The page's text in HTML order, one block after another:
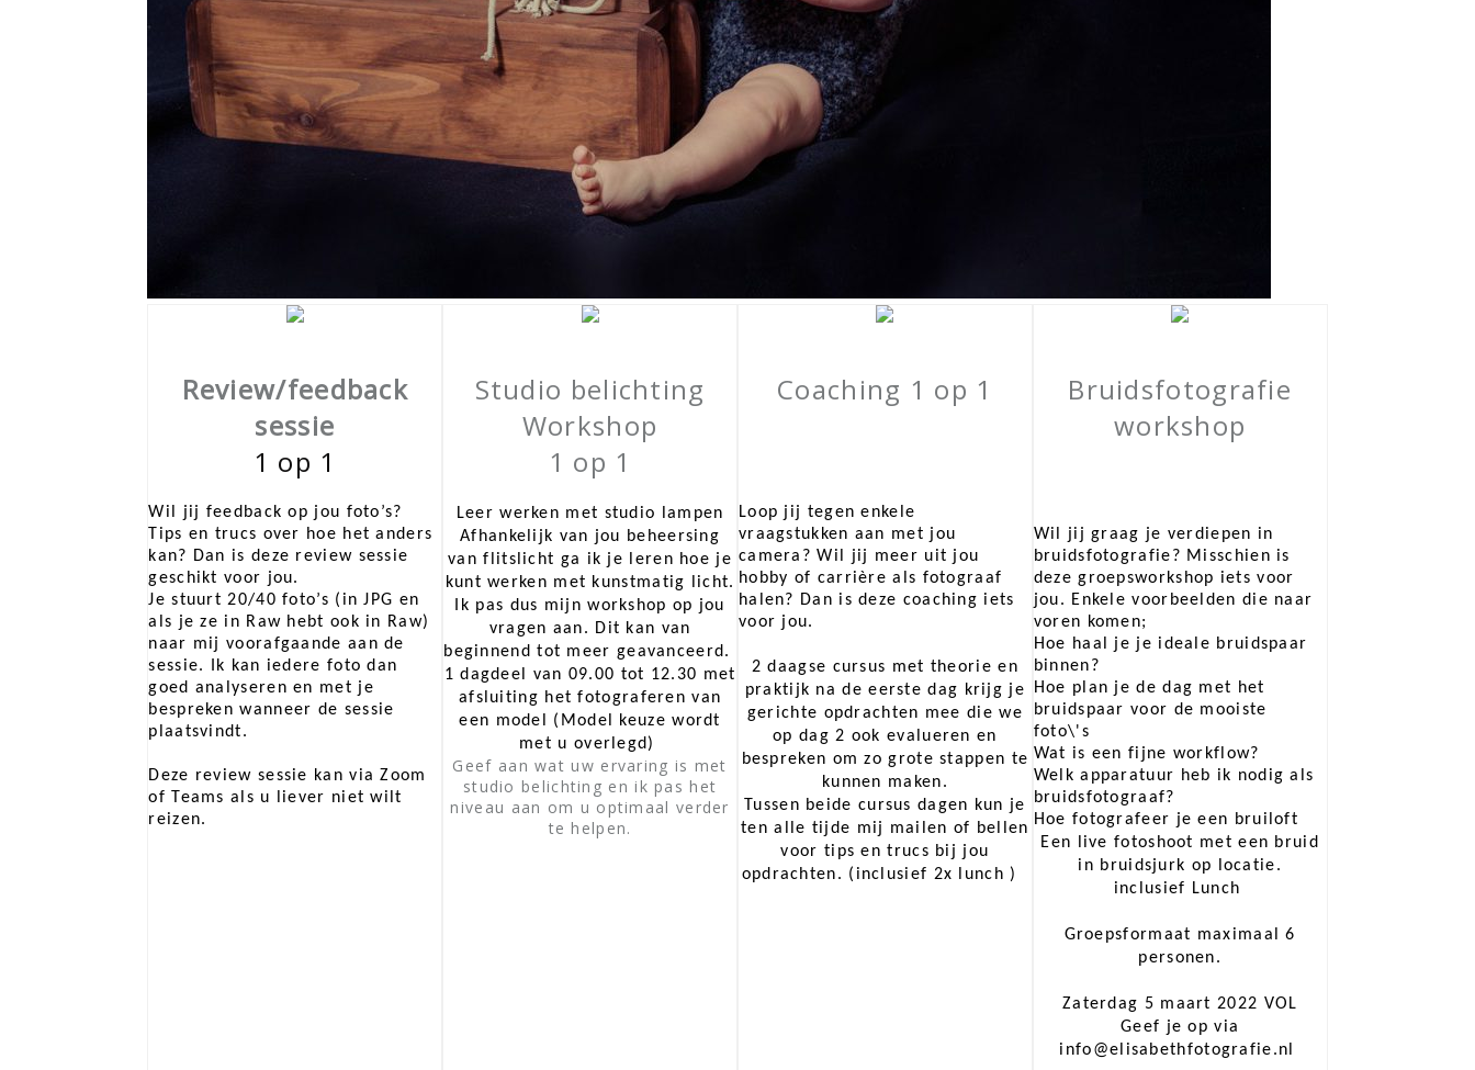
Review/feedback
sessie
1 op 1
Wil jij feedback op jou foto’s?
Tips en trucs over hoe het anders
kan? Dan is deze review sessie
geschikt voor jou.
Je stuurt 20/40 foto’s (in JPG en
als je ze in Raw hebt ook in Raw)
naar mij voorafgaande aan de
sessie. Ik kan iedere foto dan
goed analyseren en met je
bespreken wanneer de sessie
plaatsvindt.
Deze review sessie kan via Zoom
of Teams als u liever niet wilt
reizen.
Studio belichting
Workshop
1 op 1
Leer werken met studio lampen
Afhankelijk van jou beheersing
van flitslicht ga ik je leren hoe je
kunt werken met kunstmatig licht.
Ik pas dus mijn workshop op jou
vragen aan. Dit kan van
beginnend tot meer geavanceerd.
1 dagdeel van 09.00 tot 12.30 met
afsluiting het fotograferen van
een model ( Model keuze wordt
met u overlegd)
Geef aan wat uw ervaring is met
studio belichting en ik pas het
niveau aan om u optimaal verder
te helpen.
Coaching 1 op 1
Loop jij tegen enkele
vraagstukken aan met jou
camera? Wil jij meer uit jou
hobby of carrière als fotograaf
halen? Dan is deze coaching iets
voor jou.
2 daagse cursus met theorie en
praktijk na de eerste dag krijg je
gerichte opdrachten mee die we
op dag 2 ook evalueren en
bespreken om zo grote stappen te
kunnen maken.
Tussen beide cursus dagen kun je
ten alle tijde mij mailen of bellen
voor tips en trucs bij jou
opdrachten. (inclusief 2x lunch )
Bruidsfotografie
workshop
Wil jij graag je verdiepen in
bruidsfotografie? Misschien is
deze groepsworkshop iets voor
jou. Enkele voorbeelden die naar
voren komen;
Hoe haal je je ideale bruidspaar
binnen?
Hoe plan je de dag met het
bruidspaar voor de mooiste
foto\'s
Wat is een fijne workflow?
Welk apparatuur heb ik nodig als
bruidsfotograaf?
Hoe fotografeer je een bruiloft
Een live fotoshoot met een bruid
in bruidsjurk op locatie.
inclusief Lunch
Groepsformaat maximaal 6
personen.
Zaterdag 5 maart 2022 VOL
Geef je op via
info@elisabethfotografie.nl